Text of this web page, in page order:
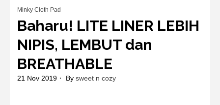
Minky Cloth Pad
Baharu! LITE LINER LEBIH
NIPIS, LEMBUT dan
BREATHABLE
21 Nov 2019 By sweet n cozy